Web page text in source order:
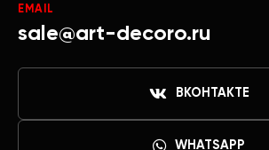
EMAIL
sale@art-decoro.ru
ВКОНТАКТЕ
WHATSAPP